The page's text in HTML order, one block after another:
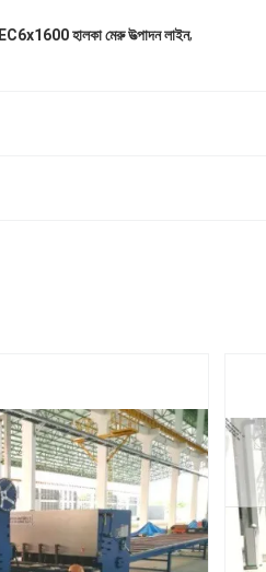
EC6x1600 হালকা মেরু উত্পাদন লাইন,